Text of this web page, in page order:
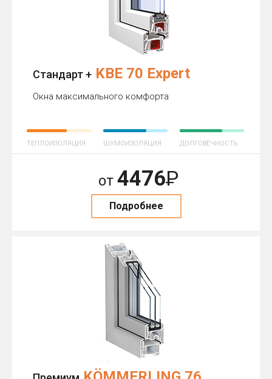
Стандарт + KBE 70 Expert
Окна максимального комфорта
ТЕПЛОИЗОЛЯЦИЯ ШУМОИЗОЛЯЦИЯ ДОЛГОВЕЧНОСТЬ
от 4476Р
Подробнее